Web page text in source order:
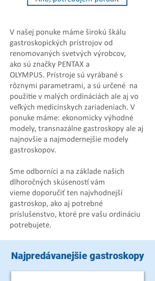
V našej ponuke máme širokú škálu
gastroskopických prístrojov od
renomovaných svetvých výrobcov,
ako sú značky PENTAX a
OLYMPUS. Prístroje sú vyrábané s
rôznymi parametrami, a sú určené na
použitie v malých ordináciách ale aj vo
veľkých medicínskych zariadeniach. V
ponuke máme: ekonomicky výhodné
modely, transnazálne gastroskopy ale aj
najnovšie a najmodernejšie modely
gastroskopov.
Sme odborníci a na základe našich
dlhoročných skúseností vám
vieme doporučiť ten najvhodnejší
gastroskop, ako aj potrebné
príslušenstvo, ktoré pre vašu ordináciu
potrebujete.
Najpredávanejšie gastroskopy